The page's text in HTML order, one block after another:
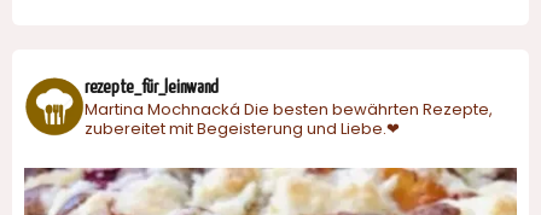
rezepte_für_leinwand
Martina Mochnacká Die besten bewährten Rezepte,
zubereitet mit Begeisterung und Liebe.❤